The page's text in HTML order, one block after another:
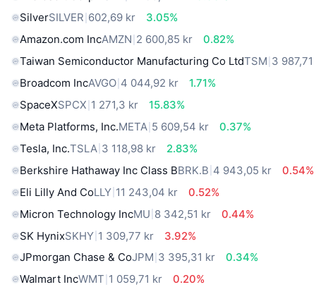
SilverSILVER 602,69 kr
3.05%
Amazon.com IncAMZN 2 600,85 kr
0.82%
Taiwan Semiconductor Manufacturing Co LtdTSM 3
Broadcom IncAVGO 4 044,92 kr
1.71%
SpaceXSPCX 1 271,3 kr
15.83%
Meta Platforms, Inc.META 5 609,54 kr
0.37%
Tesla, Inc.TSLA 3 118,98 kr
2.83%
Berkshire Hathaway Inc Class BBRK.B 4 943,05 kr
0.54%
Eli Lilly And CoLLY 11 243,04 kr
0.52%
Micron Technology IncMU 8 342,51 kr
0.44%
SK HynixSKHY 1 309,77 kr
3.92%
JPmorgan Chase & CoJPM 3 395,31 kr
0.34%
Walmart IncWMT 1 059,71 kr 0.20%